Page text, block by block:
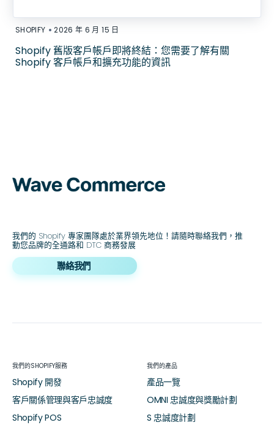
SHOPIFY • 2026 年 6 月 15 日
Shopify 舊版客戶帳戶即將終結：您需要了解有關
Shopify 客戶帳戶和擴充功能的資訊
我們的 Shopify 專家團隊處於業界領先地位！請隨時聯絡我們，推
動您品牌的全通路和 DTC 商務發展
聯絡我們
我們的SHOPIFY服務
Shopify 開發
客戶關係管理與客戶忠誠度
Shopify POS
我們的產品
產品一覽
OMNI 忠誠度與獎勵計劃
S 忠誠度計劃